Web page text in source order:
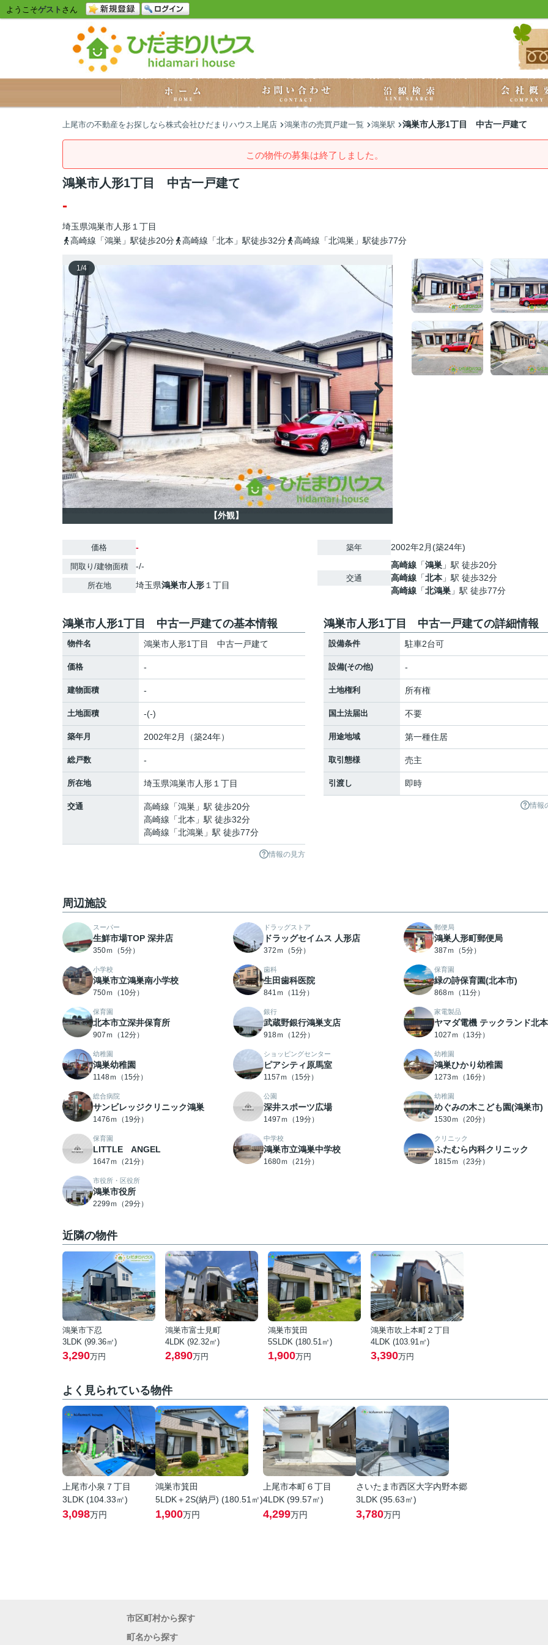
ようこそゲスト さん
上尾市の不動産をお探しなら株式会社ひだまりハウス上尾店 鴻巣市の売買戸建一覧 鴻巣駅 鴻巣市人形1丁目 中古一戸建て
この物件の募集は終了しました。
鴻巣市人形1丁目 中古一戸建て
-
埼玉県鴻巣市人形 １丁目
高崎線「鴻巣」駅徒歩20分
高崎線「北本」駅徒歩32分 高崎線「北鴻巣」駅徒歩77分
1/4
【外観】
価格 -
間取り/建物面積 -/-
所在地 埼玉県鴻巣市人形 １丁目
築年 2002年2月(築24年)
交通
高崎線 「鴻巣 」駅 徒歩20分
高崎線 「北本 」駅 徒歩32分
高崎線 「北鴻巣 」駅 徒歩77分
鴻巣市人形1丁目 中古一戸建ての基本情報
物件名 鴻巣市人形1丁目 中古一戸建て
価格 -
建物面積 -
土地面積 -(-)
築年月 2002年2月（築24年）
総戸数 -
所在地 埼玉県鴻巣市人形 １丁目
交通 高崎線 「鴻巣 」駅 徒歩20分
高崎線 「北本 」駅 徒歩32分
高崎線 「北鴻巣 」駅 徒歩77分
情報の見方
鴻巣市人形1丁目 中古一戸建ての詳細情報
設備条件 駐車2台可
設備(その他) -
土地権利 所有権
国土法届出 不要
用途地域 第一種住居
取引態様 売主
引渡し 即時
情報
周辺施設
スーパー
生鮮市場TOP 深井店
350ｍ（5分）
ドラッグストア
ドラッグセイムス 人形店
372ｍ（5分）
郵便局
鴻巣人形町郵便局
387ｍ（5分）
小学校
鴻巣市立鴻巣南小学校
750ｍ（10分）
歯科
生田歯科医院
841ｍ（11分）
保育園
緑の詩保育園(北本市)
868ｍ（11分）
保育園
北本市立深井保育所
907ｍ（12分）
銀行
武蔵野銀行鴻巣支店
918ｍ（12分）
家電製品
ヤマダ電機 テックランド北
1027ｍ（13分）
幼稚園
鴻巣幼稚園
1148ｍ（15分）
ショッピングセンター
ピアシティ原馬室
1157ｍ（15分）
幼稚園
鴻巣ひかり幼稚園
1273ｍ（16分）
総合病院
サンビレッジクリニック鴻巣
1476ｍ（19分）
公園
深井スポーツ広場
1497ｍ（19分）
幼稚園
めぐみの木こども園(鴻巣市)
1530ｍ（20分）
保育園
LITTLE ANGEL
1647ｍ（21分）
中学校
鴻巣市立鴻巣中学校
1680ｍ（21分）
クリニック
ふたむら内科クリニック
1815ｍ（23分）
市役所・区役所
鴻巣市役所
2299ｍ（29分）
近隣の物件
鴻巣市下忍
3LDK (99.36㎡)
3,290万円
鴻巣市富士見町
4LDK (92.32㎡)
2,890万円
鴻巣市箕田
5SLDK (180.51㎡)
1,900万円
鴻巣市吹上本町２丁目
4LDK (103.91㎡)
3,390万円
よく見られている物件
上尾市小泉７丁目
3LDK (104.33㎡)
3,098万円
鴻巣市箕田
5LDK＋2S(納戸) (180.51㎡)
1,900万円
上尾市本町６丁目
4LDK (99.57㎡)
4,299万円
さいたま市西区大字内野本郷
3LDK (95.63㎡)
3,780万円
市区町村から探す
町名から探す